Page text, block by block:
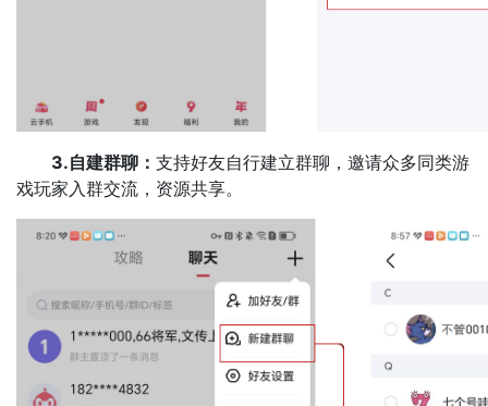
3.自建群聊： 支持好友自行建立群聊，邀请众多同类游
戏玩家入群交流，资源共享。